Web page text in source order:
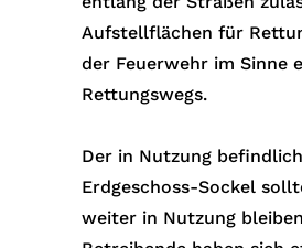
Aufstellflächen für
der Feuerwehr im Sinne
Rettungswegs.
Der in Nutzung
Erdgeschoss-Sockel
weiter in Nutzung